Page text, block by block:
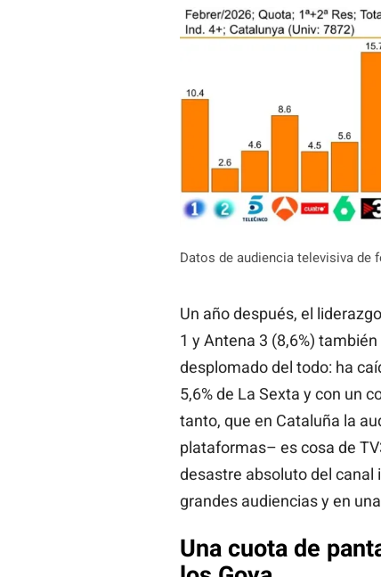
Datos de audiencia televisiva de
Un año después, el
1 y Antena 3 (8,6%)
desplomado del todo: ha
5,6% de La Sexta y con un
tanto, que en Cataluña la
plataformas– es cosa de
desastre absoluto del canal
grandes audiencias y en
Una cuota de